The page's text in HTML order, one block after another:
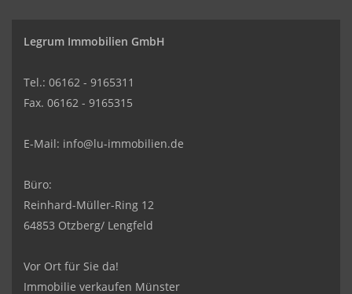
Legrum Immobilien GmbH
Tel.: 06162 - 9165311
Fax. 06162 - 9165315
E-Mail: info@lu-immobilien.de
Büro:
Reinhard-Müller-Ring 12
64853 Otzberg/ Lengfeld
Vor Ort für Sie da!
Immobilie verkaufen Münster